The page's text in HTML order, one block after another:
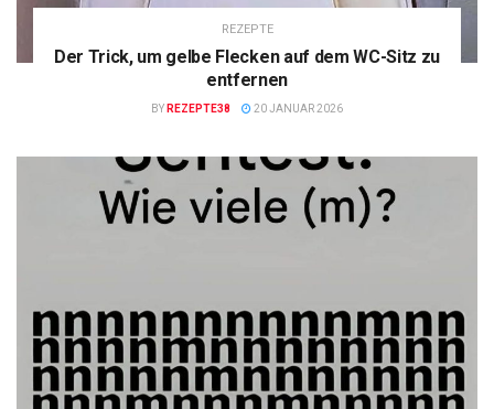
REZEPTE
Der Trick, um gelbe Flecken auf dem WC-Sitz zu
entfernen
BY REZEPTE38 20 JANUAR 2026